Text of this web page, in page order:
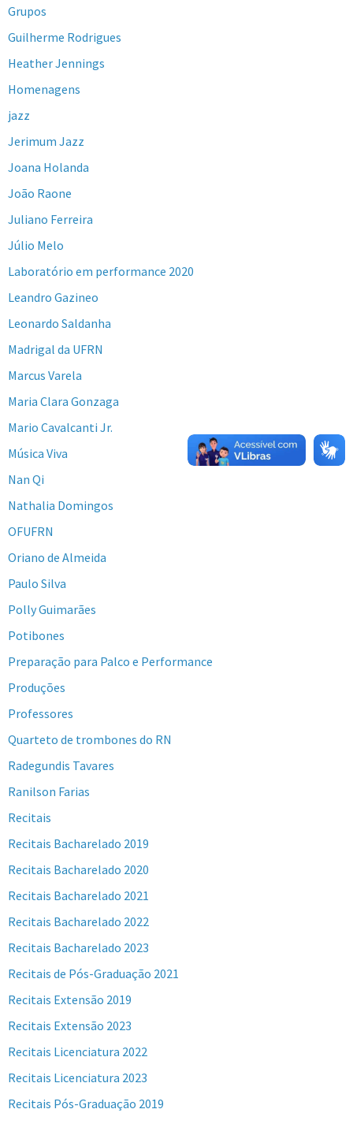
Grupos
Guilherme Rodrigues
Heather Jennings
Homenagens
jazz
Jerimum Jazz
Joana Holanda
João Raone
Juliano Ferreira
Júlio Melo
Laboratório em performance 2020
Leandro Gazineo
Leonardo Saldanha
Madrigal da UFRN
Marcus Varela
Maria Clara Gonzaga
Mario Cavalcanti Jr.
Música Viva
Nan Qi
Nathalia Domingos
OFUFRN
Oriano de Almeida
Paulo Silva
Polly Guimarães
Potibones
Preparação para Palco e Performance
Produções
Professores
Quarteto de trombones do RN
Radegundis Tavares
Ranilson Farias
Recitais
Recitais Bacharelado 2019
Recitais Bacharelado 2020
Recitais Bacharelado 2021
Recitais Bacharelado 2022
Recitais Bacharelado 2023
Recitais de Pós-Graduação 2021
Recitais Extensão 2019
Recitais Extensão 2023
Recitais Licenciatura 2022
Recitais Licenciatura 2023
Recitais Pós-Graduação 2019